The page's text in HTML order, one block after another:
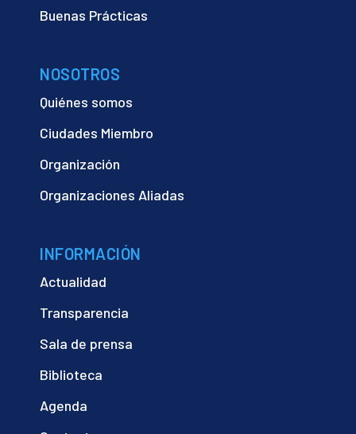
Buenas Prácticas
NOSOTROS
Quiénes somos
Ciudades Miembro
Organización
Organizaciones Aliadas
INFORMACIÓN
Actualidad
Transparencia
Sala de prensa
Biblioteca
Agenda